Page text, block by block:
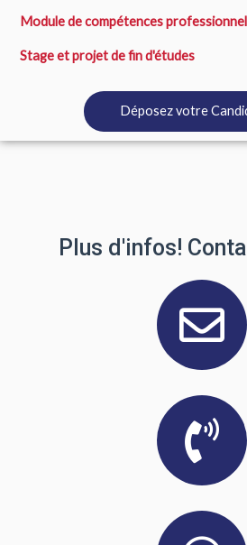
Module de compétences
Stage et projet de fin d'études
Déposez votre
Plus d'infos!